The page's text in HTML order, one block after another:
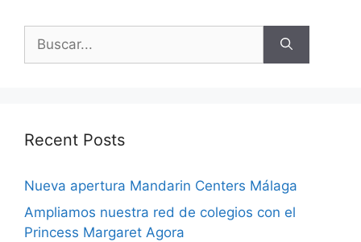
Recent Posts
Nueva apertura Mandarin Centers Málaga
Ampliamos nuestra red de colegios con el
Princess Margaret Agora